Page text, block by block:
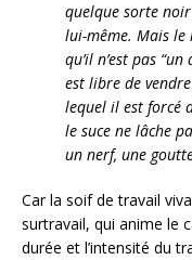
quelque sorte
lui-même. Mais le
qu’il n’est pas
est libre de
lequel il est forcé
le suce ne lâche
un nerf, une
Car la soif de travail
surtravail, qui anime le
durée et l’intensité du